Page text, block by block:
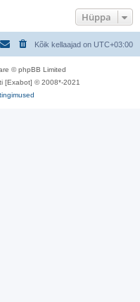
Hüppa
Kõik kellaajad on UTC+03:00
© phpBB Limited
[Exabot] © 2008*-2021